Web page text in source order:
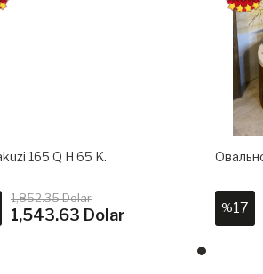
165 Q H 65 K.
1,852.35 Dolar
1,543.63 Dolar %17